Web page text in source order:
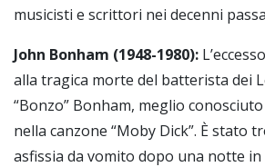
musicisti e scrittori nei decenni
John Bonham (1948-1980):
alla tragica morte del batterista dei
“Bonzo” Bonham, meglio
nella canzone “Moby Dick”. È stato
asfissia da vomito dopo una notte in